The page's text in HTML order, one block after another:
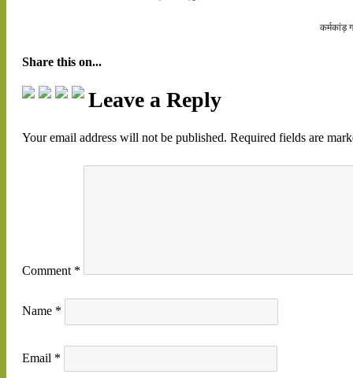
कर्मकांड़
Share this on...
Leave a Reply
Your email address will not be published. Required fields are
Comment *
Name *
Email *